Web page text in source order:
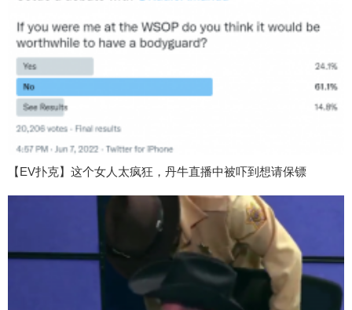
【EV扑克】这个女人太疯狂，丹牛直播中被吓到想请保镖